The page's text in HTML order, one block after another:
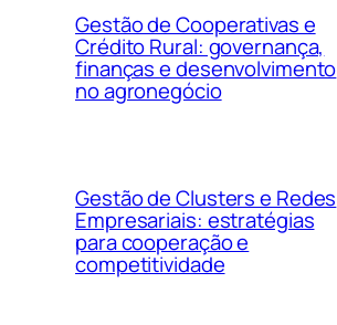
Gestão de Cooperativas e
Crédito Rural: governança,
finanças e desenvolvimento
no agronegócio
Gestão de Clusters e Redes
Empresariais: estratégias
para cooperação e
competitividade